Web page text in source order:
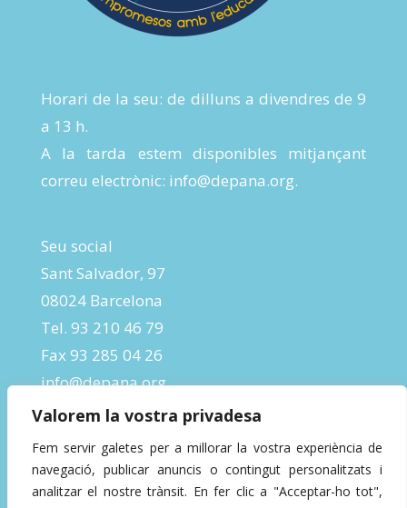
Valorem la vostra privadesa
Fem servir galetes per a millorar la vostra experiència de
navegació, publicar anuncis o contingut personalitzats i
analitzar el nostre trànsit. En fer clic a "Acceptar-ho tot",
Horari de la seu: de dilluns a divendres de 9
a 13 h.
A la tarda estem disponibles mitjançant
correu electrònic: info@depana.org.
Seu social
Sant Salvador, 97
08024 Barcelona
Tel. 93 210 46 79
Fax 93 285 04 26
info@depana.org